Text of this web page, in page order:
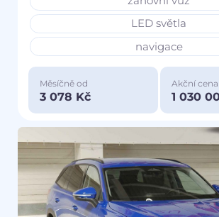
LED světla
navigace
Měsíčně od
3 078 Kč
Akční cena
1 030